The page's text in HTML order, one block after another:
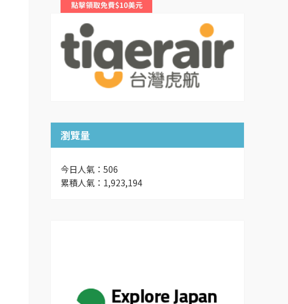
瀏覽量
今日人氣：506
累積人氣：1,923,194